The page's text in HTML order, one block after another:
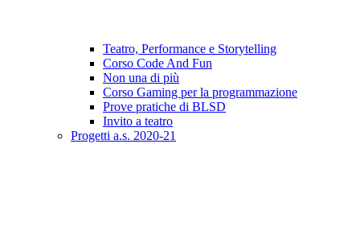
Teatro, Performance e Storytelling
Corso Code And Fun
Non una di più
Corso Gaming per la programmazione
Prove pratiche di BLSD
Invito a teatro
Progetti a.s. 2020-21